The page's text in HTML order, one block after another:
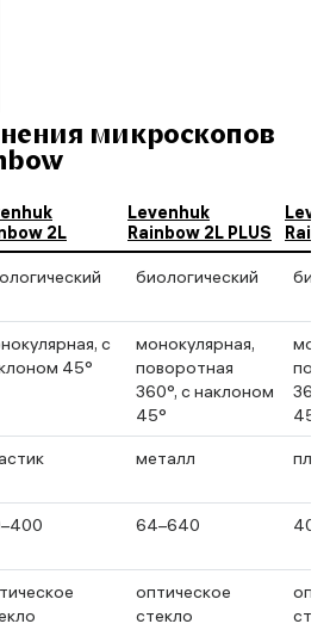
микроскопов
2L
Levenhuk
Rainbow 2L PLUS
биологический
с
45°
монокулярная,
поворотная
360°, с наклоном
45°
45°
металл
64–640
оптическое
стекло